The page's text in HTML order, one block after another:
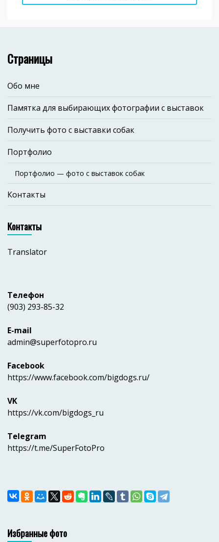
Страницы
Обо мне
Памятка для выбирающих фотографии с выставок
Получить фото с выставки собак
Портфолио
Портфолио — фото с выставок собак
Контакты
Контакты
Translator
Телефон
(903) 293-85-32
E-mail
admin@superfotopro.ru
Facebook
https://www.facebook.com/bigdogs.ru/
VK
https://vk.com/bigdogs_ru
Telegram
https://t.me/SuperFotoPro
Избранные фото